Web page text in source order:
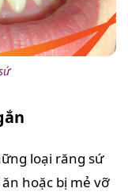
loại răng sứ
hoặc bị mẻ vỡ